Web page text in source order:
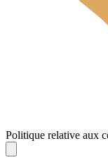
Politique relative aux